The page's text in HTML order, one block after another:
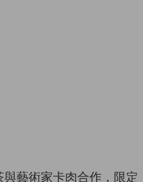
藝術家卡肉合作，限定